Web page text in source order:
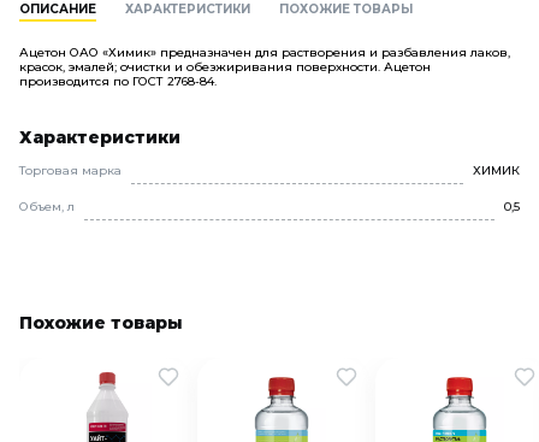
ОПИСАНИЕ ХАРАКТЕРИСТИКИ ПОХОЖИЕ ТОВАРЫ
Ацетон ОАО «Химик» предназначен для растворения и разбавления лаков,
красок, эмалей; очистки и обезжиривания поверхности. Ацетон
производится по ГОСТ 2768-84.
Характеристики
Торговая марка ХИМИК
Объем, л 0,5
Похожие товары